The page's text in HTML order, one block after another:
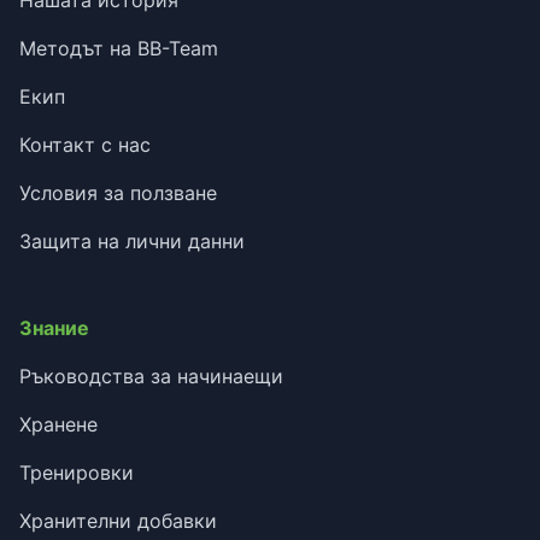
Методът на BB-Team
Екип
Контакт с нас
Условия за ползване
Защита на лични данни
Знание
Ръководства за начинаещи
Хранене
Тренировки
Хранителни добавки